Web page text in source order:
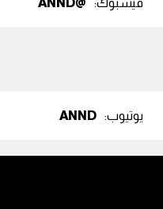
فيسبوك: @ANND
يوتيوب: ANND